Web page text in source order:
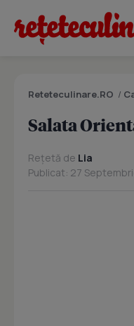
Reteteculinare.RO /
Salata
Rețetă de Lia
Publicat: 27